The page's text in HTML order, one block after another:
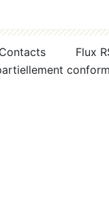
Contacts
Flux